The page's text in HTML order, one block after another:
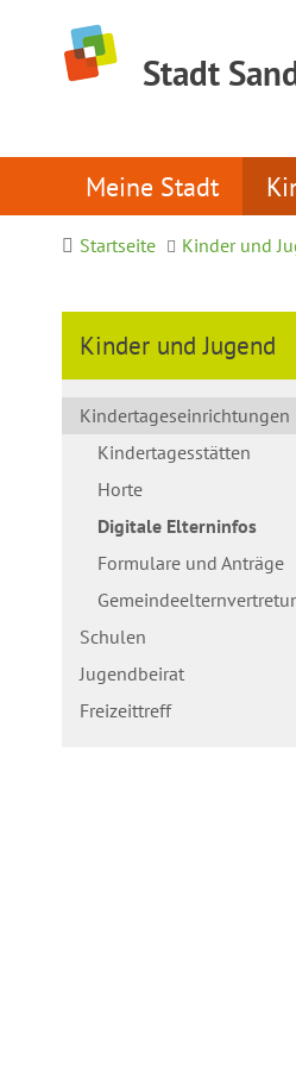
Stadt
Meine Stadt
Startseite Kinder und
Kinder und Jugend
Kindertageseinrichtungen
Kindertagesstätten
Horte
Digitale Elterninfos
Formulare und Anträge
Schulen
Jugendbeirat
Freizeittreff